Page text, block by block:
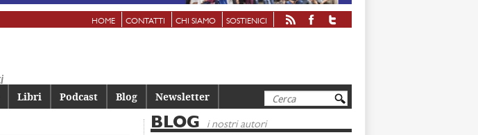
HOME CONTATTI CHI SIAMO SOSTIENICI
Cerca
Libri Podcast Blog Newsletter
BLOG i nostri autori